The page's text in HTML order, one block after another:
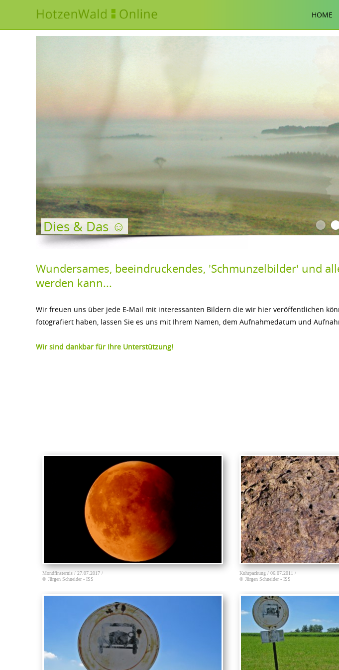
HOME
•
Dies & Das ☺
Wundersames, beeindruckendes, 'Schmunzelbilder' und
werden kann...
Wir freuen uns über jede E-Mail mit interessanten Bildern die wir hier veröffentlichen
fotografiert haben, lassen Sie es uns mit Ihrem Namen, dem Aufnahmedatum und
Wir sind dankbar für Ihre Unterstützung!
Mondfinsternis / 27.07.2017 /
© Jürgen Schneider - ISS
Kuhrpackung / 06.07.2011 /
© Jürgen Schneider - ISS